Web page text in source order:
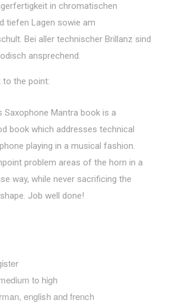
in chromatischen
tiefen Lagen sowie am
Bei aller technischer Brillanz sind
ansprechend.
to the point:
Saxophone Mantra book is a
book which addresses technical
playing in a musical fashion.
problem areas of the horn in a
way, while never sacrificing the
Job well done!
to high
english and french